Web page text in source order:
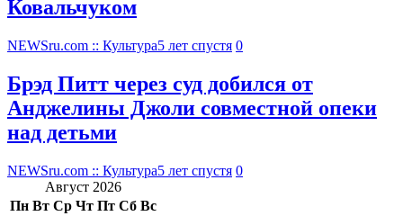
Ковальчуком
NEWSru.com :: Культура5 лет спустя 0
Брэд Питт через суд добился от
Анджелины Джоли совместной опеки
над детьми
NEWSru.com :: Культура5 лет спустя 0
Август 2026
Пн Вт Ср Чт Пт Сб Вс